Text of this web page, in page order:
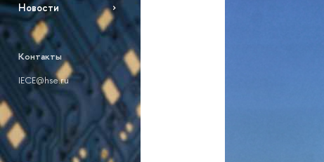
Новости
Контакты
IECE@hse.ru